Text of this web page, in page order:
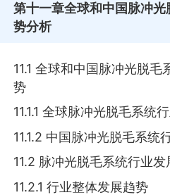
第十一章全球和中国脉冲
势分析
11.1 全球和中国脉冲光脱
势
11.1.1 全球脉冲光脱毛系统
11.1.2 中国脉冲光脱毛系统
11.2 脉冲光脱毛系统行业
11.2.1 行业整体发展趋势